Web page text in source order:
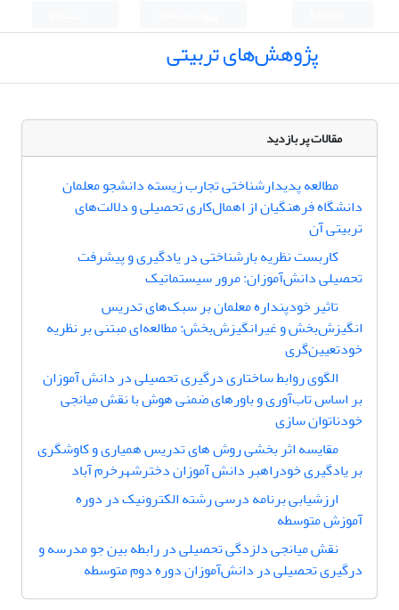
پژوهش‌های تربیتی
مقالات پر بازدید
مطالعه پدیدارشناختی تجارب زیسته دانشجو معلمان
دانشگاه فرهنگیان از اهمال‌کاری تحصیلی و دلالت‌های
تربیتی آن
کاربست نظریه بار‌شناختی در یادگیری و پیشرفت
تحصیلی دانش‌آموزان: مرور سیستماتیک
تاثیر خودپنداره معلمان بر سبک‌های تدریس
انگیزش‌بخش و غیرانگیزش‌بخش: مطالعه‌ای مبتنی بر نظریه
خودتعیین‌گری
الگوی روابط ساختاری درگیری تحصیلی در دانش آموزان
بر اساس تاب‌آوری و باورهای ضمنی هوش با نقش میانجی
خودناتوان سازی
مقایسه اثر بخشی روش های تدریس همیاری و کاوشگری
بر یادگیری خودراهبر دانش آموزان دخترشهرخرم آباد
ارزشیابی برنامه‌ درسی رشته الکترونیک در دوره
آموزش متوسطه
نقش میانجی دلزدگی تحصیلی در رابطه بین جو مدرسه و
درگیری تحصیلی در دانش‌آموزان دوره دوم متوسطه